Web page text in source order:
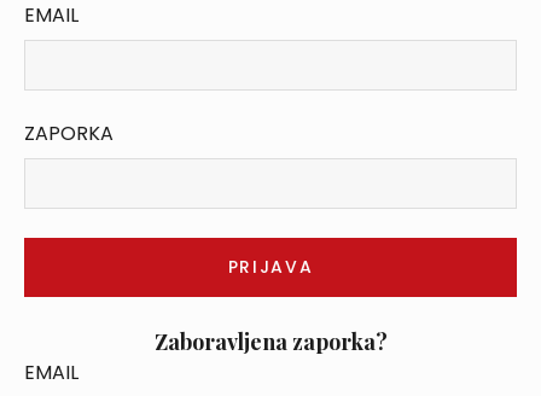
EMAIL
ZAPORKA
Zaboravljena zaporka?
EMAIL